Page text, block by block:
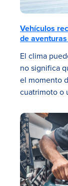
Vehículos
de
El clima
no significa
el momento
cuatrimoto o